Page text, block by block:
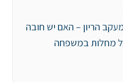
הריון – האם יש חובה
מחלות במשפחה